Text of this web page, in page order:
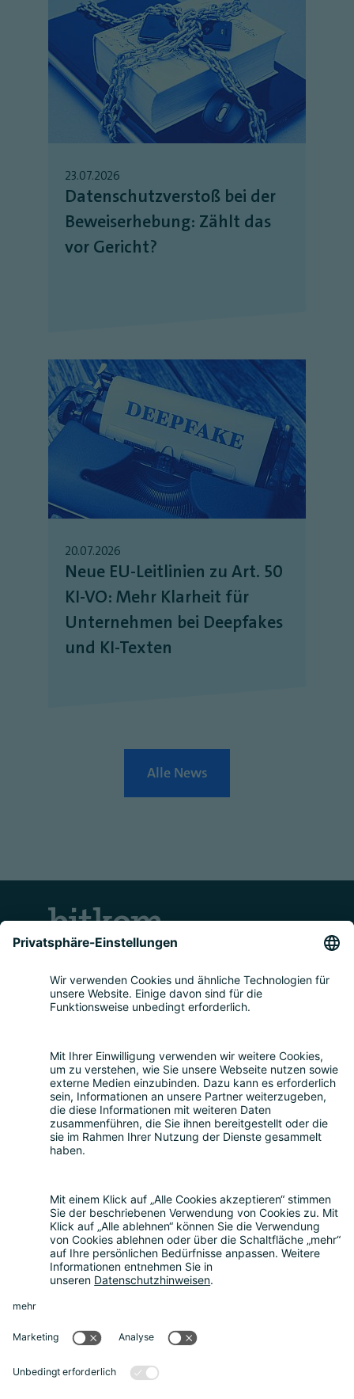
23.07.2026
Datenschutzverstoß bei der
Beweiserhebung: Zählt das
vor Gericht?
20.07.2026
Neue EU-Leitlinien zu Art. 50
KI-VO: Mehr Klarheit für
Unternehmen bei Deepfakes
und KI-Texten
Alle News
Kontakt
Leistungen
Beratung zum Datenschutz|Externer
Datenschutzbeauftragter|
Hinweisgeberschutzgesetz|Compliance
Consulting
Über uns
Über uns |Die Bitkom Gruppe| Termin
vereinbaren
News
Rechtliches
Einstellungen